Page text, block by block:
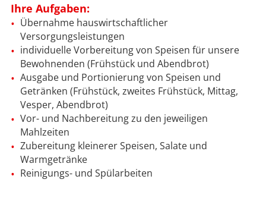
Ihre Aufgaben:
Übernahme hauswirtschaftlicher
Versorgungsleistungen
individuelle Vorbereitung von Speisen für unsere
Bewohnenden (Frühstück und Abendbrot)
Ausgabe und Portionierung von Speisen und
Getränken (Frühstück, zweites Frühstück, Mittag,
Vesper, Abendbrot)
Vor- und Nachbereitung zu den jeweiligen
Mahlzeiten
Zubereitung kleinerer Speisen, Salate und
Warmgetränke
Reinigungs- und Spülarbeiten